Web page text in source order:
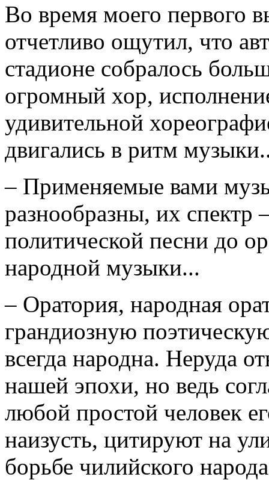
Во время моего первого
отчетливо ощутил, что
стадионе собралось
огромный хор,
удивительной
двигались в ритм
– Применяемые вами
разнообразны, их спектр
политической песни до
народной музыки...
– Оратория, народная
грандиозную
всегда народна. Неруда
нашей эпохи, но ведь
любой простой человек
наизусть, цитируют на
борьбе чилийского